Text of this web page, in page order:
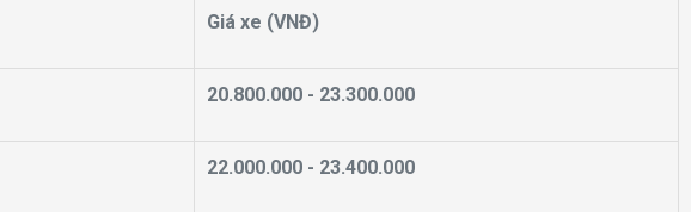
Giá xe (VNĐ)
20.800.000 - 23.300.000
22.000.000 - 23.400.000